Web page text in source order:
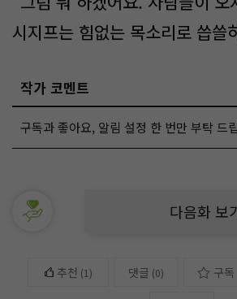
시지프는 힘없는 목소리로 씁쓸
작가 코멘트
구독과 좋아요, 알림 설정 한 번만 부탁 드
다음화 보
추천 (1) 댓글 (0) 구독